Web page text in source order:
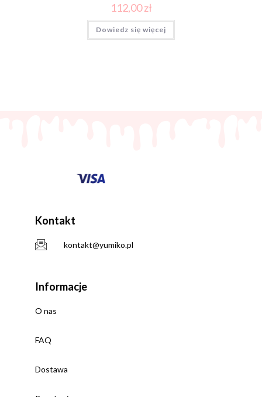
112,00zł
Dowiedz się więcej
Kontakt
kontakt@yumiko.pl
Informacje
O nas
FAQ
Dostawa